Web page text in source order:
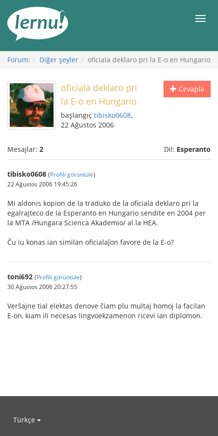
Görüntüleme
Forum: Diğer şeyler oficiala deklaro pri la E-o en Hungario
Cevapla
oficiala deklaro pri
la E-o en Hungario
başlangıç tibisko0608,
22 Ağustos 2006
Mesajlar: 2 Dil: Esperanto
tibisko0608 (Profili görüntüle)
22 Ağustos 2006 19:45:26
Mi aldonis kopion de la traduko de la oficiala deklaro pri la
egalrajteco de la Esperanto en Hungario sendite en 2004 per
la MTA /Hungara Scienca Akademio/ al la HEA.
Ĉu iu konas ian similan oficialaĵon favore de la E-o?
toni692 (Profili görüntüle)
30 Ağustos 2006 20:27:55
Verŝajne tial elektas denove ĉiam plu multaj homoj la facilan
E-on, kiam ili necesas lingvoekzamenon ricevi ian diplomon.
Türkçe